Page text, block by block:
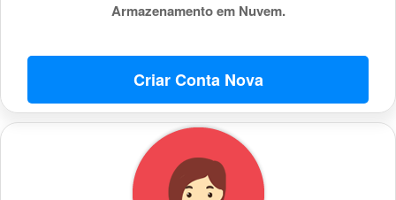
Armazenamento em Nuvem.
Criar Conta Nova